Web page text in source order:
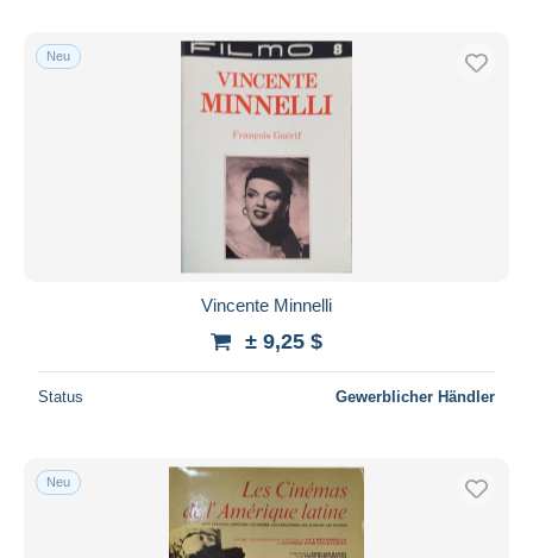
Neu
Vincente Minnelli
± 9,25 $
Status Gewerblicher Händler
Neu